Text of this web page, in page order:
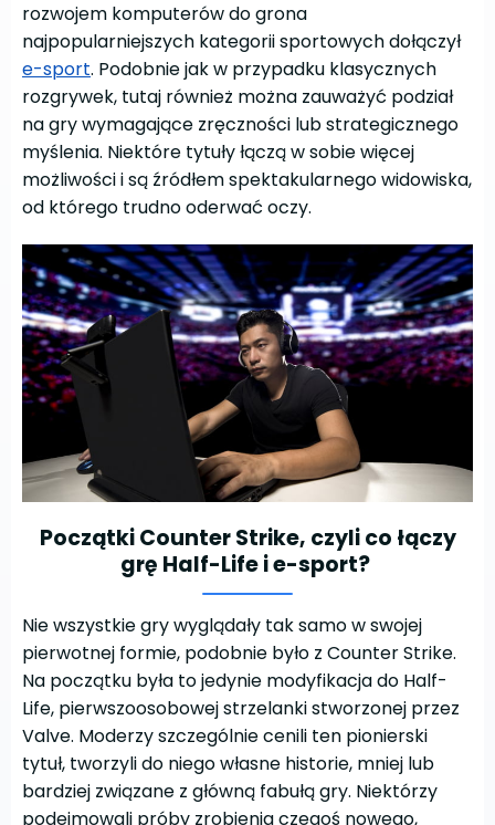
rozwojem komputerów do grona
najpopularniejszych kategorii sportowych dołączył
e-sport. Podobnie jak w przypadku klasycznych
rozgrywek, tutaj również można zauważyć podział
na gry wymagające zręczności lub strategicznego
myślenia. Niektóre tytuły łączą w sobie więcej
możliwości i są źródłem spektakularnego widowiska,
od którego trudno oderwać oczy.
Początki Counter Strike, czyli co łączy
grę Half-Life i e-sport?
Nie wszystkie gry wyglądały tak samo w swojej
pierwotnej formie, podobnie było z Counter Strike.
Na początku była to jedynie modyfikacja do Half-
Life, pierwszoosobowej strzelanki stworzonej przez
Valve. Moderzy szczególnie cenili ten pionierski
tytuł, tworzyli do niego własne historie, mniej lub
bardziej związane z główną fabułą gry. Niektórzy
podejmowali próby zrobienia czegoś nowego,